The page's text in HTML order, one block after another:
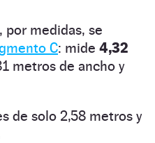
por medidas, se
C: mide 4,32
metros de ancho y
de solo 2,58 metros y